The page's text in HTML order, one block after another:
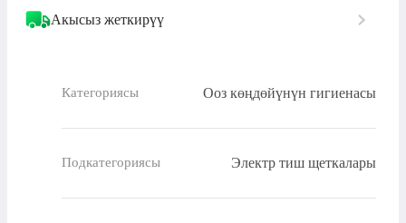
Акысыз жеткирүү
Категориясы Ооз көңдөйүнүн гигиенасы
Подкатегориясы Электр тиш щеткалары